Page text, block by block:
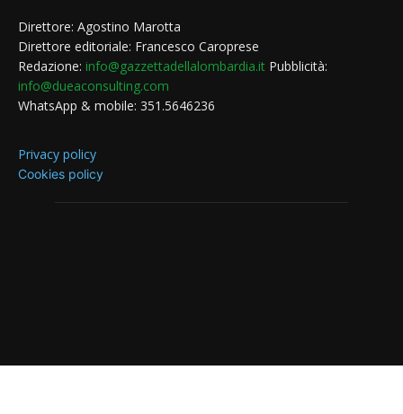
Direttore: Agostino Marotta
Direttore editoriale: Francesco Caroprese
Redazione: info@gazzettadellalombardia.it Pubblicità:
info@dueaconsulting.com
WhatsApp & mobile: 351.5646236
Privacy policy
Cookies policy